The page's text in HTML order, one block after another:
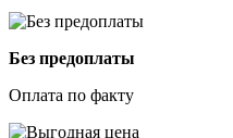
Без предоплаты
Оплата по факту